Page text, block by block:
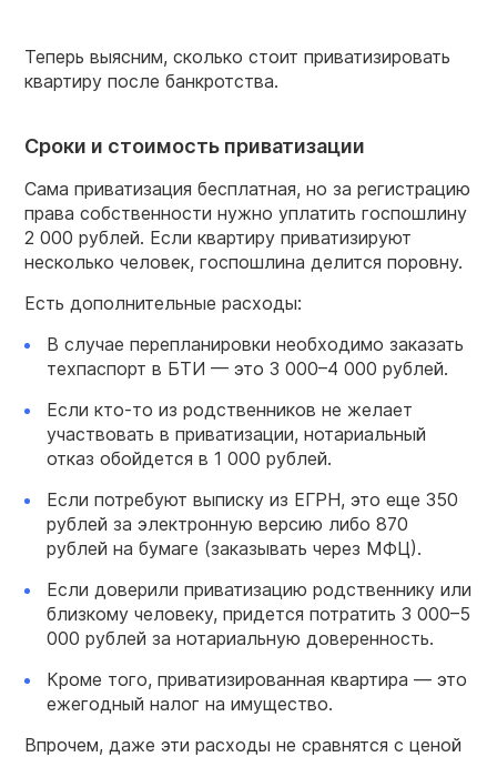
Теперь выясним, сколько стоит приватизировать
квартиру после банкротства.
Сроки и стоимость приватизации
Сама приватизация бесплатная, но за регистрацию
права собственности нужно уплатить госпошлину
2 000 рублей. Если квартиру приватизируют
несколько человек, госпошлина делится поровну.
Есть дополнительные расходы:
В случае перепланировки необходимо заказать
техпаспорт в БТИ — это 3 000–4 000 рублей.
Если кто-то из родственников не желает
участвовать в приватизации, нотариальный
отказ обойдется в 1 000 рублей.
Если потребуют выписку из ЕГРН, это еще 350
рублей за электронную версию либо 870
рублей на бумаге (заказывать через МФЦ).
Если доверили приватизацию родственнику или
близкому человеку, придется потратить 3 000–5
000 рублей за нотариальную доверенность.
Кроме того, приватизированная квартира — это
ежегодный налог на имущество.
Впрочем, даже эти расходы не сравнятся с ценой